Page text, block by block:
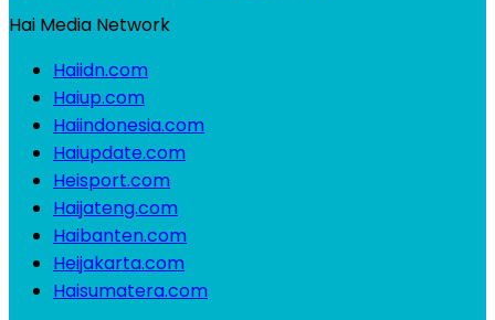
Hai Media Network
Haiidn.com
Haiup.com
Haiindonesia.com
Haiupdate.com
Heisport.com
Haijateng.com
Haibanten.com
Heijakarta.com
Haisumatera.com